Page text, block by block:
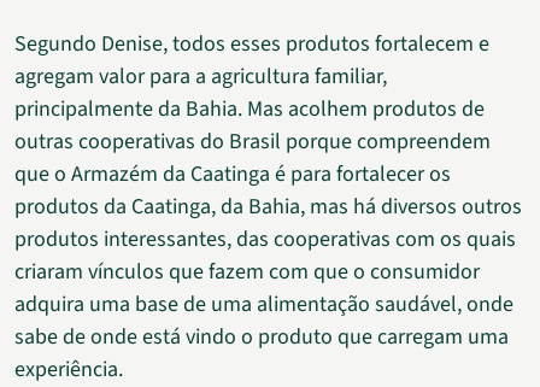
Segundo Denise, todos esses produtos fortalecem e
agregam valor para a agricultura familiar,
principalmente da Bahia. Mas acolhem produtos de
outras cooperativas do Brasil porque compreendem
que o Armazém da Caatinga é para fortalecer os
produtos da Caatinga, da Bahia, mas há diversos outros
produtos interessantes, das cooperativas com os quais
criaram vínculos que fazem com que o consumidor
adquira uma base de uma alimentação saudável, onde
sabe de onde está vindo o produto que carregam uma
experiência.